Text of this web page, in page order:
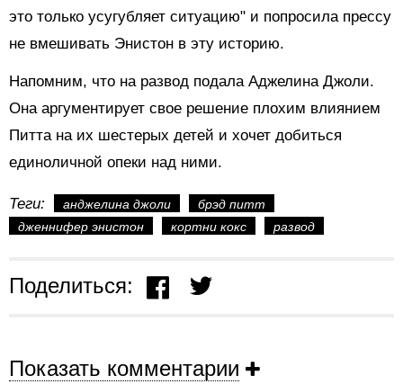
это только усугубляет ситуацию" и попросила прессу
не вмешивать Энистон в эту историю.
Напомним, что на развод подала Аджелина Джоли.
Она аргументирует свое решение плохим влиянием
Питта на их шестерых детей и хочет добиться
единоличной опеки над ними.
Теги: анджелина джоли
брэд питт
дженнифер энистон
кортни кокс развод
Поделиться:
Показать комментарии